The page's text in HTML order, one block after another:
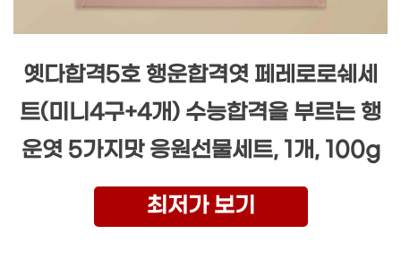
옛다합격5호 행운합격엿 페레로로쉐세
트(미니4구+4개) 수능합격을 부르는 행
운엿 5가지맛 응원선물세트, 1개, 100g
최저가 보기